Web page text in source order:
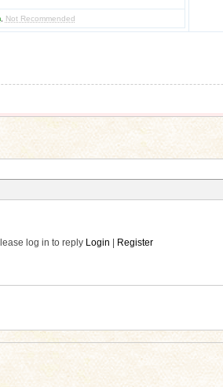
, Not Recommended
log in to reply Login Register